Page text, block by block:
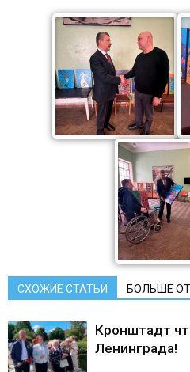
СХОЖИЕ СТАТЬИ БОЛЬШЕ
Кронштадт
Ленинграда!